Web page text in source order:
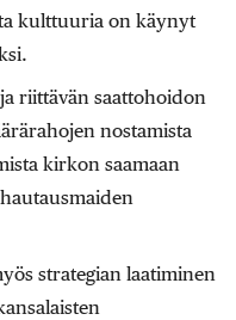
kulttuuria on käynyt
riittävän saattohoidon
nostamista
kirkon saamaan
strategian laatiminen